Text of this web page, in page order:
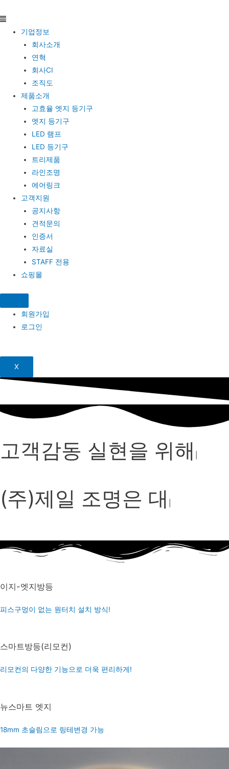
기업정보
회사소개
연혁
회사CI
조직도
제품소개
고효율 엣지 등기구
엣지 등기구
LED 램프
LED 등기구
트리제품
라인조명
에어링크
고객지원
공지사항
견적문의
인증서
자료실
STAFF 전용
쇼핑몰
회원가입
로그인
X
고객감동 실현을 위해 최
선|
(주)제일 조명은 대한민